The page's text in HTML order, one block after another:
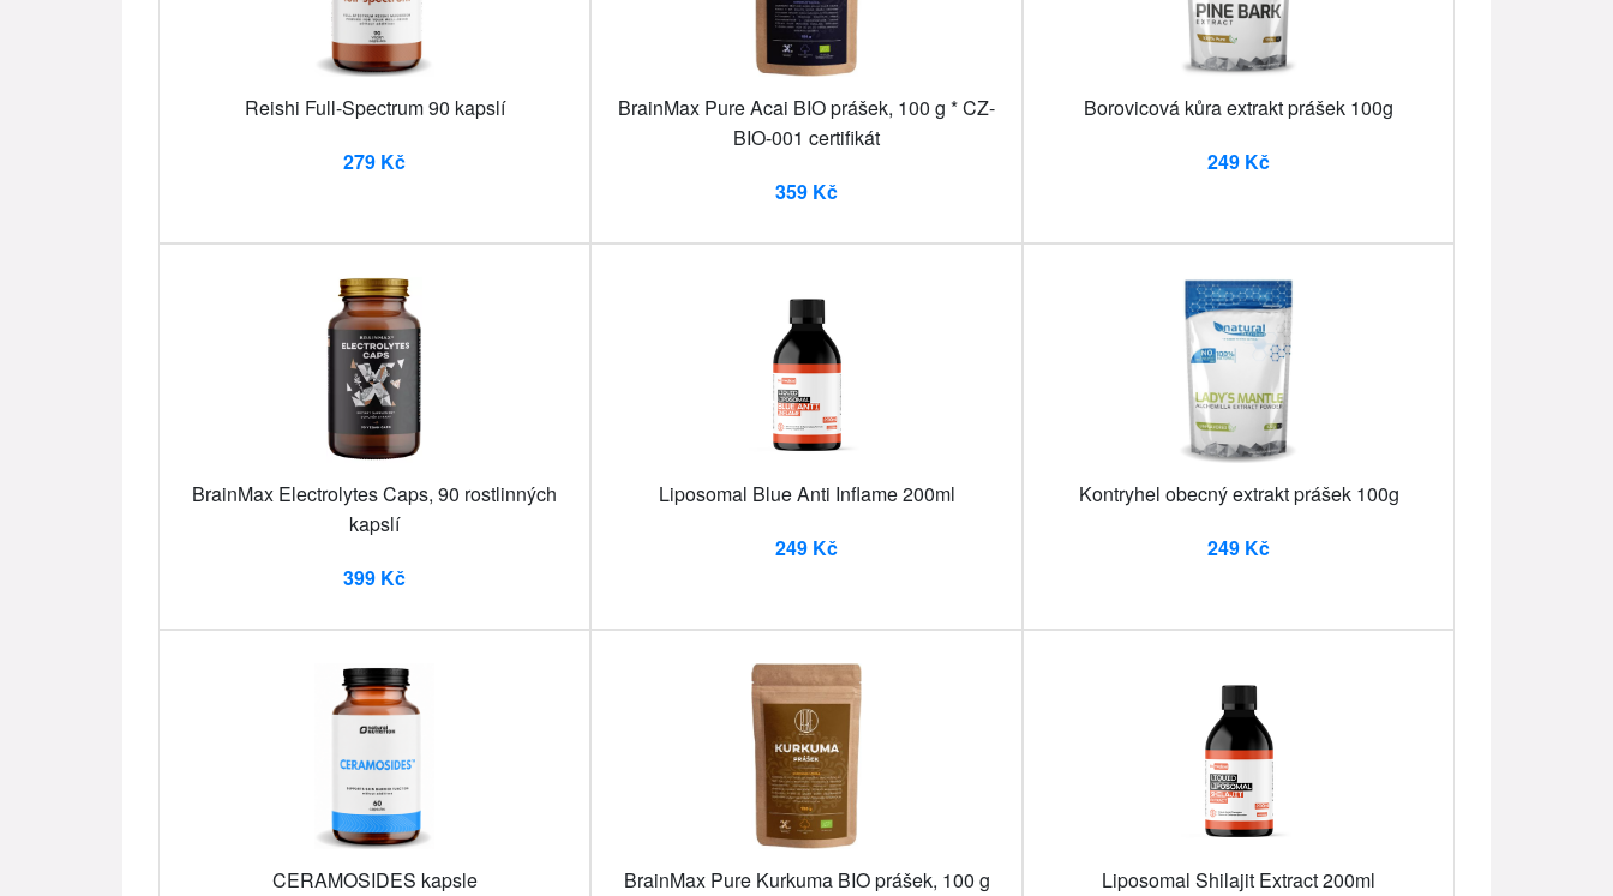
Reishi Full-Spectrum 90 kapslí
279 Kč
BrainMax Pure Acai BIO prášek, 100 g * CZ-
BIO-001 certifikát
359 Kč
Borovicová kůra extrakt prášek 100g
249 Kč
BrainMax Electrolytes Caps, 90 rostlinných
kapslí
399 Kč
Liposomal Blue Anti Inflame 200ml
249 Kč
Kontryhel obecný extrakt prášek 100g
249 Kč
CERAMOSIDES kapsle
BrainMax Pure Kurkuma BIO prášek, 100 g
Liposomal Shilajit Extract 200ml